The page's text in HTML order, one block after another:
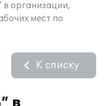
в организации,
мест по
К списку